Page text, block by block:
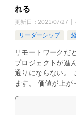
れる
更新日： 2021/07/27
リーダーシップ
リモートワークだ
プロジェクトが進
通りにならない。
ます。 価値が上が